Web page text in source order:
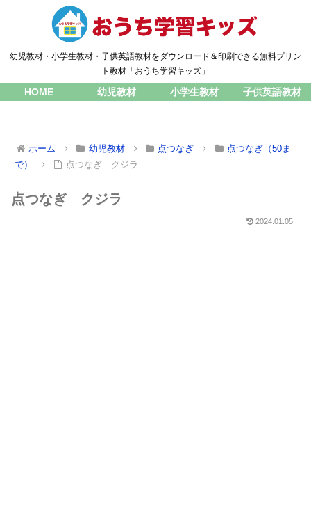
幼児教材・小学生教材・子供英語教材をダウンロード＆印刷できる無料プリン
ト教材「おうち学習キッズ」
HOME 幼児教材 小学生教材 子供英語教材
ホーム 幼児教材 点つなぎ
点つなぎ（50ま
で）
点つなぎ クジラ
点つなぎ クジラ
2024.01.05